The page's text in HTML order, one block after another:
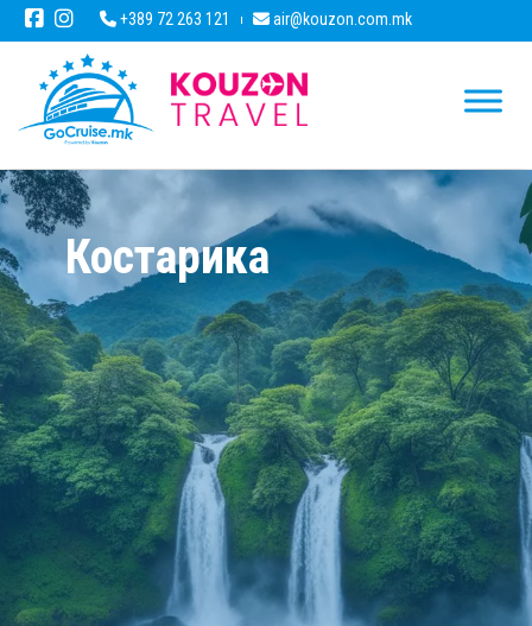
+389 72 263 121 air@kouzon.com.mk
Костарика